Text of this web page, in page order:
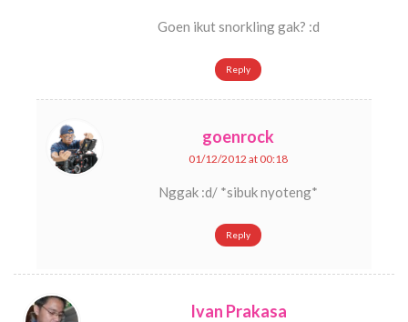
Goen ikut snorkling gak? :d
Reply
goenrock
01/12/2012 at 00:18
Nggak :d/ *sibuk nyoteng*
Reply
Ivan Prakasa